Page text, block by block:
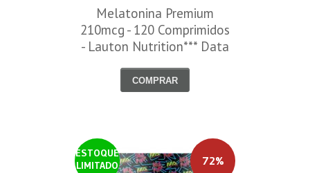
Melatonina Premium
210mcg - 120 Comprimidos
- Lauton Nutrition*** Data
COMPRAR
ESTOQUE
LIMITADO
72%